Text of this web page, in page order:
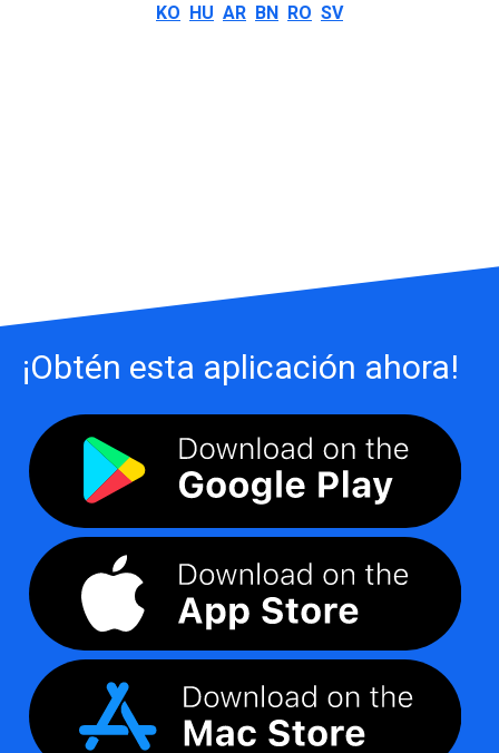
KO HU AR BN RO SV
¡Obtén esta aplicación ahora!